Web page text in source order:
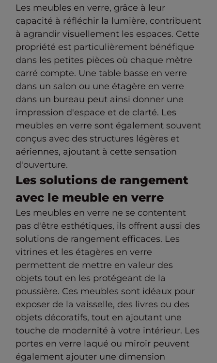
Les meubles en verre, grâce à leur
capacité à réfléchir la lumière, contribuent
à agrandir visuellement les espaces. Cette
propriété est particulièrement bénéfique
dans les petites pièces où chaque mètre
carré compte. Une table basse en verre
dans un salon ou une étagère en verre
dans un bureau peut ainsi donner une
impression d'espace et de clarté. Les
meubles en verre sont également souvent
conçus avec des structures légères et
aériennes, ajoutant à cette sensation
d'ouverture.
Les solutions de rangement
avec le meuble en verre
Les meubles en verre ne se contentent
pas d'être esthétiques, ils offrent aussi des
solutions de rangement efficaces. Les
vitrines et les étagères en verre
permettent de mettre en valeur des
objets tout en les protégeant de la
poussière. Ces meubles sont idéaux pour
exposer de la vaisselle, des livres ou des
objets décoratifs, tout en ajoutant une
touche de modernité à votre intérieur. Les
portes en verre laqué ou miroir peuvent
également ajouter une dimension